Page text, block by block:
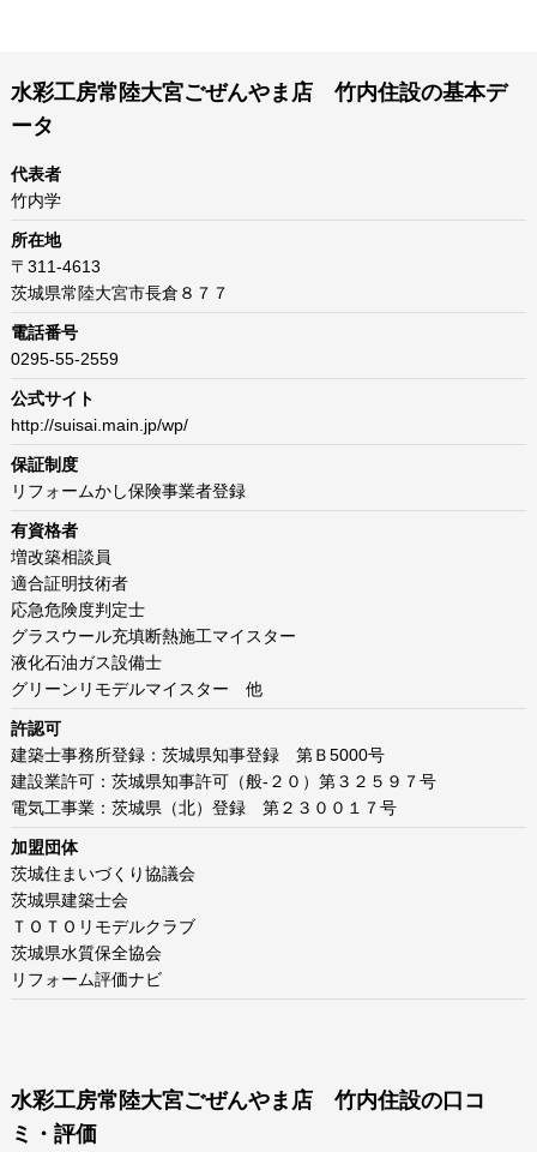
水彩工房常陸大宮ごぜんやま店 竹内住設の基本デ
ータ
代表者
竹内学
所在地
〒311-4613
茨城県常陸大宮市長倉８７７
電話番号
0295-55-2559
公式サイト
http://suisai.main.jp/wp/
保証制度
リフォームかし保険事業者登録
有資格者
増改築相談員
適合証明技術者
応急危険度判定士
グラスウール充填断熱施工マイスター
液化石油ガス設備士
グリーンリモデルマイスター 他
許認可
建築士事務所登録：茨城県知事登録 第Ｂ5000号
建設業許可：茨城県知事許可（般-２０）第３２５９７号
電気工事業：茨城県（北）登録 第２３００１７号
加盟団体
茨城住まいづくり協議会
茨城県建築士会
ＴＯＴＯリモデルクラブ
茨城県水質保全協会
リフォーム評価ナビ
水彩工房常陸大宮ごぜんやま店 竹内住設の口コ
ミ・評価